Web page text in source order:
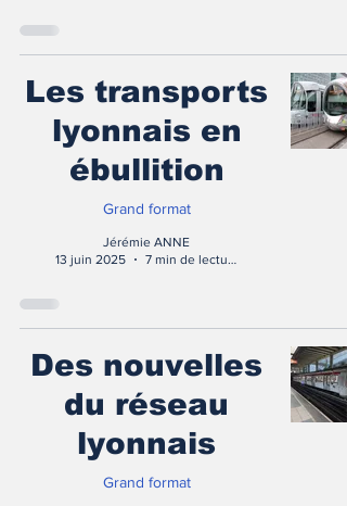
Les transports
lyonnais en
ébullition
Grand format
Jérémie ANNE
13 juin 2025
7 min de lecture
Des nouvelles
du réseau
lyonnais
Grand format